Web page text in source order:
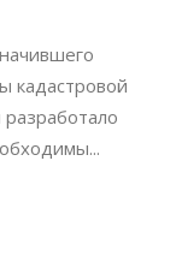
кадастровой